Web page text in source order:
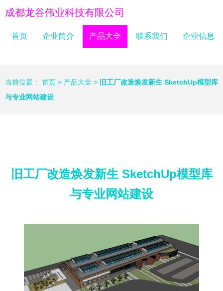
成都龙谷伟业科技有限公司
首页 企业简介 产品大全 联系我们 企业信息
当前位置： 首页 > 产品大全 >
旧工厂改造焕发新生 SketchUp模型库
与专业网站建设
旧工厂改造焕发新生 SketchUp模型库
与专业网站建设